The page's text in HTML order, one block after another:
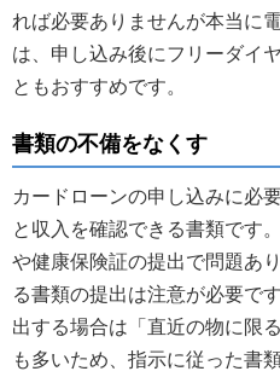
れば必要ありませんが本当に
は、申し込み後にフリーダイ
ともおすすめです。
書類の不備をなくす
カードローンの申し込みに必
と収入を確認できる書類です
や健康保険証の提出で問題あ
る書類の提出は注意が必要で
出する場合は「直近の物に限
も多いため、指示に従った書